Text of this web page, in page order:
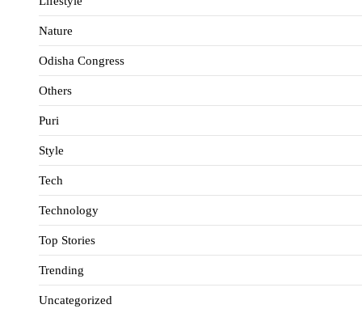
Nature
Odisha Congress
Others
Puri
Style
Tech
Technology
Top Stories
Trending
Uncategorized